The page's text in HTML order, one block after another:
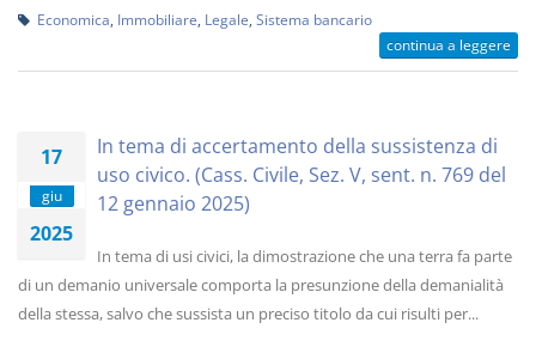
Economica Immobiliare Legale Sistema bancario
continua a leggere
17
giu
2025
In tema di accertamento della sussistenza di
uso civico. (Cass. Civile, Sez. V, sent. n. 769 del
12 gennaio 2025)
In tema di usi civici, la dimostrazione che una terra fa parte
di un demanio universale comporta la presunzione della demanialità
della stessa, salvo che sussista un preciso titolo da cui risulti per...